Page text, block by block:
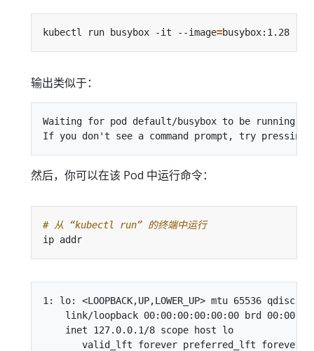
kubectl run busybox -it --image=busybox:1.28 --
输出类似于：
Waiting for pod default/busybox to be running,
然后，你可以在该 Pod 中运行命令：
# 从 “kubectl run” 的终端中运行
1: lo: <LOOPBACK,UP,LOWER_UP> mtu 65536 qdisc
link/loopback 00:00:00:00:00:00 brd
    inet 127.0.0.1/8 scope host lo
       valid_lft forever preferred_lft forever